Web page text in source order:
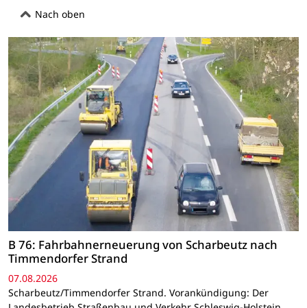
Nach oben
B 76: Fahrbahnerneuerung von Scharbeutz nach
Timmendorfer Strand
07.08.2026
Scharbeutz/Timmendorfer Strand. Vorankündigung: Der